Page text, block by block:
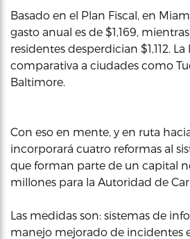
Basado en el Plan Fiscal, en
gasto anual es de $1,169,
residentes desperdician $1,112.
comparativa a ciudades como
Baltimore.
Con eso en mente, y en ruta
incorporará cuatro reformas al
que forman parte de un capital
millones para la Autoridad de
Las medidas son: sistemas de
manejo mejorado de incidentes